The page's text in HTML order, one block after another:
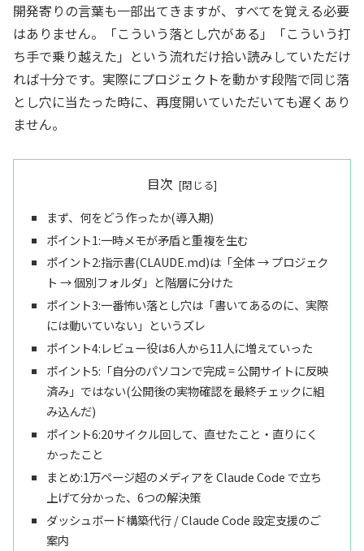
開発寄りの言葉も一部出てきますが、すべてを覚える必要
はありません。「こういう落とし穴がある」「こういう打
ち手で乗り越えた」という流れだけ拾い読みしていただけ
れば十分です。実際にプロジェクトを動かす段階で同じ落
とし穴に当たった時に、再度開いていただいても遅くあり
ません。
目次
まず、何をどう作ったか(導入期)
ポイント1:一時メモが矛盾と重複を生む
ポイント2:指示書(CLAUDE.md)は「全体 → プロジェク
ト → 個別フォルダ」と階層に分けた
ポイント3:一番怖い落とし穴は「書いてあるのに、実際
には動いていない」というズレ
ポイント4:レビュー役は6人から11人に増えていった
ポイント5:「自分のパソコンで完成 = 公開サイトに反映
済み」ではない(公開後の実物確認を最終チェックに組
み込んだ)
ポイント6:20サイクル回して、直せたこと・直りにく
かったこと
まとめ:1万ページ超のメディアを Claude Code で立ち
上げて分かった、6つの解決策
ダッシュボード構築代行 / Claude Code 設定支援のご
案内